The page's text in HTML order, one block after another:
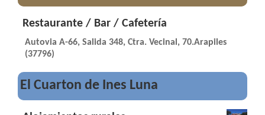
Restaurante / Bar / Cafetería
Autovia A-66, Salida 348, Ctra. Vecinal, 70.Arapiles
(37796)
El Cuarton de Ines Luna